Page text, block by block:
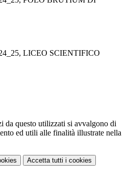
LICEO SCIENTIFICO
da questo utilizzati si avvalgono di
ed utili alle finalità illustrate nella
Accetta tutti i cookies